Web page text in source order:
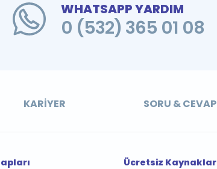
WHATSAPP YARDIM
0 (532) 365 01 08
KARIYER SORU & CEVAP
Ücretsiz Kaynaklar